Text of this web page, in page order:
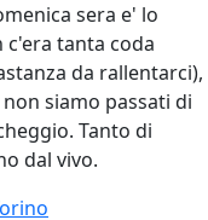
sera e' lo
tanta coda
da rallentarci),
siamo passati di
Tanto di
dal vivo.